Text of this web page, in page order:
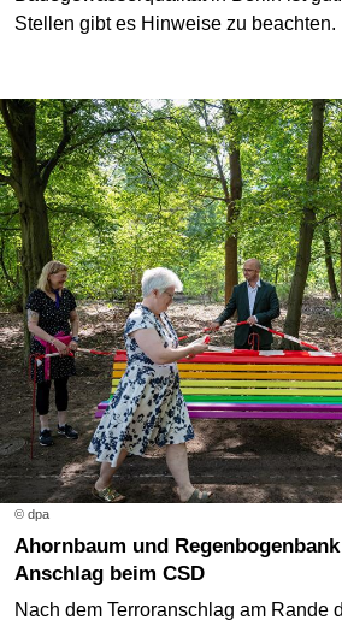
Stellen gibt es Hinweise zu beachten.
© dpa
Ahornbaum und Regenbogenbank erinnern an
Anschlag beim CSD
Nach dem Terroranschlag am Rande